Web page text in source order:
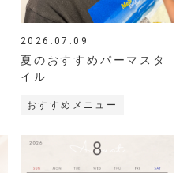
2026.07.09
夏のおすすめパーマスタ
イル
おすすめメニュー